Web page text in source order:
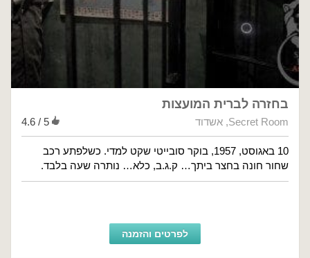
בחזרה לברית המועצות
Secret Room
,אשדוד 4.6 / 5
10 באגוסט, 1957, בוקר סובייטי שקט למדי. כשלפתע רכב
שחור חונה בחצר ביתך… ק.ג.ב, כלא… נותרה שעה בלבד.
לפרטים והזמנה